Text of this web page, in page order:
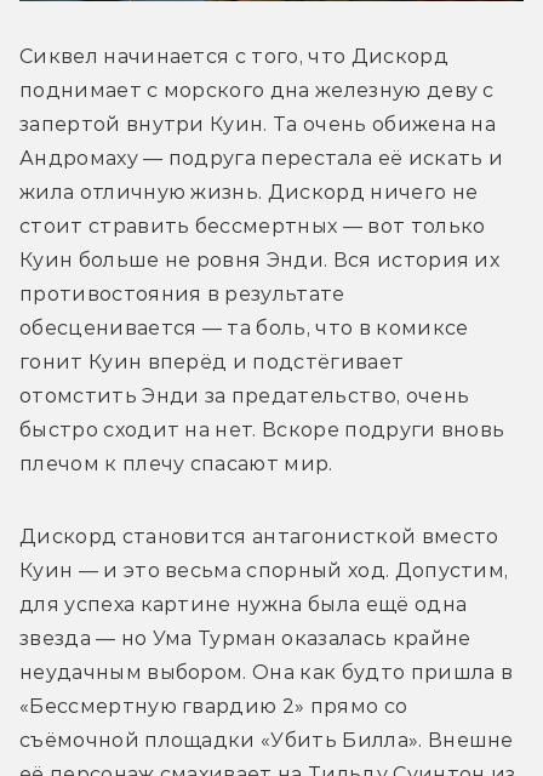
Сиквел начинается с того, что Дискорд
поднимает с морского дна железную деву с
запертой внутри Куин. Та очень обижена на
Андромаху — подруга перестала её искать и
жила отличную жизнь. Дискорд ничего не
стоит стравить бессмертных — вот только
Куин больше не ровня Энди. Вся история их
противостояния в результате
обесценивается — та боль, что в комиксе
гонит Куин вперёд и подстёгивает
отомстить Энди за предательство, очень
быстро сходит на нет. Вскоре подруги вновь
плечом к плечу спасают мир.
Дискорд становится антагонисткой вместо
Куин — и это весьма спорный ход. Допустим,
для успеха картине нужна была ещё одна
звезда — но Ума Турман оказалась крайне
неудачным выбором. Она как будто пришла в
«Бессмертную гвардию 2» прямо со
съёмочной площадки «Убить Билла». Внешне